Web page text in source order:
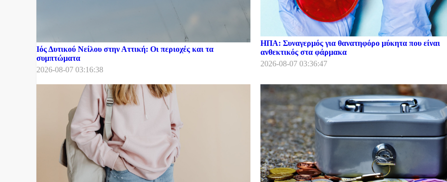
Ιός Δυτικού Νείλου στην Αττική: Οι περιοχές και τα
συμπτώματα
2026-08-07 03:16:38
ΗΠΑ: Συναγερμός για θανατηφόρο μύκητα που είναι
ανθεκτικός στα φάρμακα
2026-08-07 03:36:47